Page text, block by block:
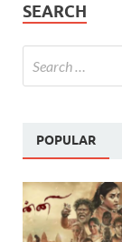
SEARCH
POPULAR